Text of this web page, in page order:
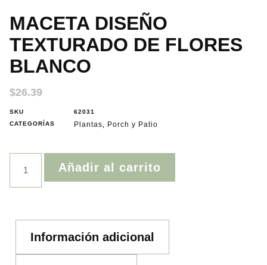
MACETA DISEÑO
TEXTURADO DE FLORES
BLANCO
$26.39
SKU
62031
CATEGORÍAS
Plantas, Porch y Patio
Añadir al carrito
Información adicional